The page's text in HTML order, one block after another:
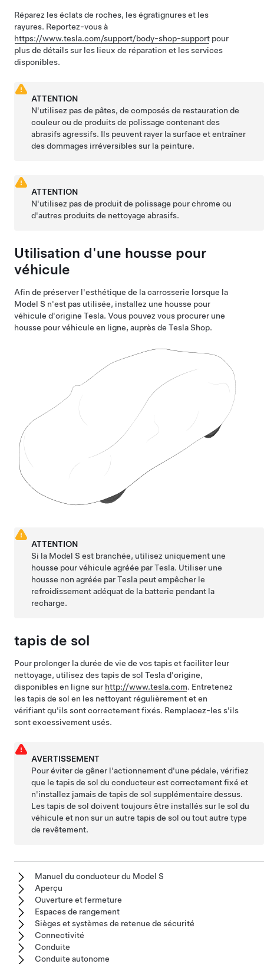
Réparez les éclats de roches, les égratignures et les
rayures. Reportez-vous à
https://www.tesla.com/support/body-shop-support pour
plus de détails sur les lieux de réparation et les services
disponibles.
ATTENTION
N'utilisez pas de pâtes, de composés de restauration de
couleur ou de produits de polissage contenant des
abrasifs agressifs. Ils peuvent rayer la surface et entraîner
des dommages irréversibles sur la peinture.
ATTENTION
N'utilisez pas de produit de polissage pour chrome ou
d'autres produits de nettoyage abrasifs.
Utilisation d'une housse pour
véhicule
Afin de préserver l'esthétique de la carrosserie lorsque la
Model S n'est pas utilisée, installez une housse pour
véhicule d'origine Tesla. Vous pouvez vous procurer une
housse pour véhicule en ligne, auprès de Tesla Shop.
ATTENTION
Si la Model S est branchée, utilisez uniquement une
housse pour véhicule agréée par Tesla. Utiliser une
housse non agréée par Tesla peut empêcher le
refroidissement adéquat de la batterie pendant la
recharge.
tapis de sol
Pour prolonger la durée de vie de vos tapis et faciliter leur
nettoyage, utilisez des tapis de sol Tesla d'origine,
disponibles en ligne sur http://www.tesla.com. Entretenez
les tapis de sol en les nettoyant régulièrement et en
vérifiant qu'ils sont correctement fixés. Remplacez-les s'ils
sont excessivement usés.
AVERTISSEMENT
Pour éviter de gêner l'actionnement d'une pédale, vérifiez
que le tapis de sol du conducteur est correctement fixé et
n'installez jamais de tapis de sol supplémentaire dessus.
Les tapis de sol doivent toujours être installés sur le sol du
véhicule et non sur un autre tapis de sol ou tout autre type
de revêtement.
Manuel du conducteur du Model S
Aperçu
Ouverture et fermeture
Espaces de rangement
Sièges et systèmes de retenue de sécurité
Connectivité
Conduite
Conduite autonome